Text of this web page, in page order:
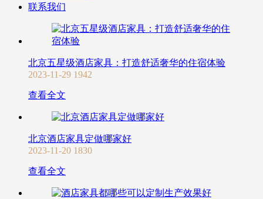
联系我们
北京五星级酒店家具：打造舒适奢华的住宿体验
2023-11-29 1942
查看全文
北京酒店家具定做哪家好
2023-11-20 1830
查看全文